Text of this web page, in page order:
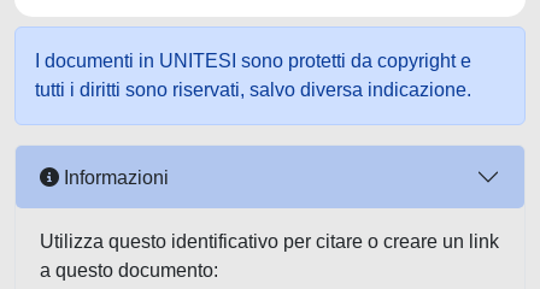
I documenti in UNITESI sono protetti da copyright e
tutti i diritti sono riservati, salvo diversa indicazione.
Informazioni
Utilizza questo identificativo per citare o creare un link
a questo documento: